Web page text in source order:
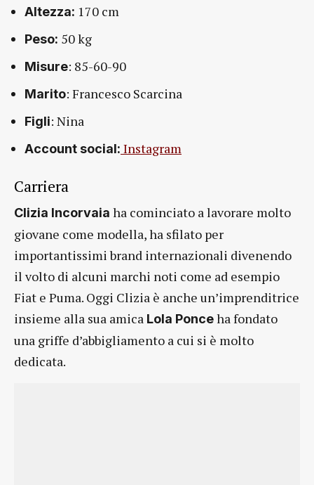
Altezza: 170 cm
Peso: 50 kg
Misure: 85-60-90
Marito: Francesco Scarcina
Figli: Nina
Account social: Instagram
Carriera
Clizia Incorvaia ha cominciato a lavorare molto
giovane come modella, ha sfilato per
importantissimi brand internazionali divenendo
il volto di alcuni marchi noti come ad esempio
Fiat e Puma. Oggi Clizia è anche un’imprenditrice
insieme alla sua amica Lola Ponceha fondato
una griffe d’abbigliamento a cui si è molto
dedicata.